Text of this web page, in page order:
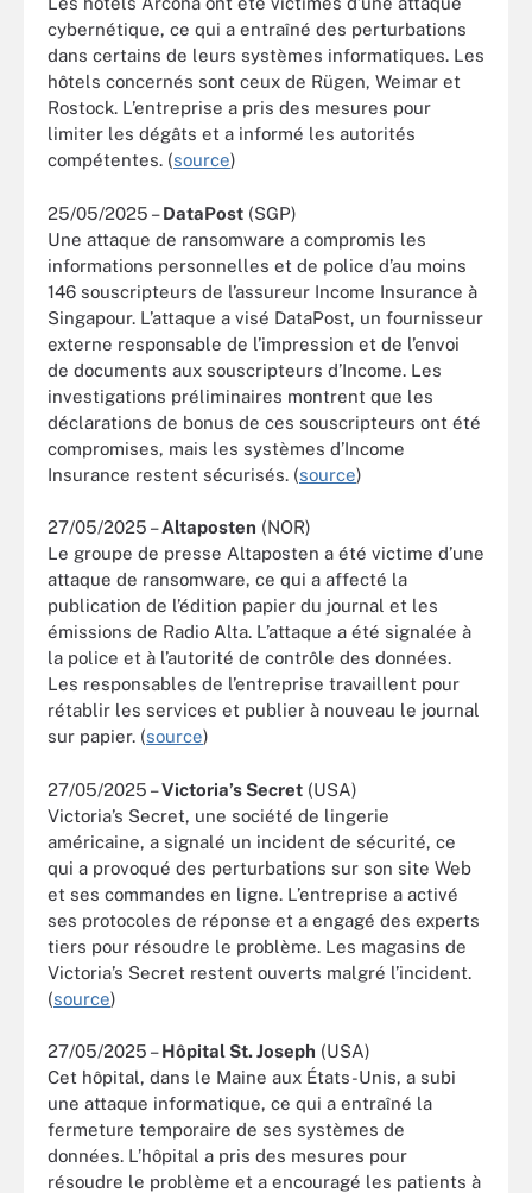
cybernétique, ce qui a entraîné des perturbations
dans certains de leurs systèmes informatiques. Les
hôtels concernés sont ceux de Rügen, Weimar et
Rostock. L’entreprise a pris des mesures pour
limiter les dégâts et a informé les autorités
compétentes. (source)
25/05/2025 –DataPost (SGP)
Une attaque de ransomware a compromis les
informations personnelles et de police d’au moins
146 souscripteurs de l’assureur Income Insurance à
Singapour. L’attaque a visé DataPost, un fournisseur
externe responsable de l’impression et de l’envoi
de documents aux souscripteurs d’Income. Les
investigations préliminaires montrent que les
déclarations de bonus de ces souscripteurs ont été
compromises, mais les systèmes d’Income
Insurance restent sécurisés. (source)
27/05/2025 –Altaposten (NOR)
Le groupe de presse Altaposten a été victime d’une
attaque de ransomware, ce qui a affecté la
publication de l’édition papier du journal et les
émissions de Radio Alta. L’attaque a été signalée à
la police et à l’autorité de contrôle des données.
Les responsables de l’entreprise travaillent pour
rétablir les services et publier à nouveau le journal
sur papier. (source)
27/05/2025 –Victoria’s Secret (USA)
Victoria’s Secret, une société de lingerie
américaine, a signalé un incident de sécurité, ce
qui a provoqué des perturbations sur son site Web
et ses commandes en ligne. L’entreprise a activé
ses protocoles de réponse et a engagé des experts
tiers pour résoudre le problème. Les magasins de
Victoria’s Secret restent ouverts malgré l’incident.
(source)
27/05/2025 –Hôpital St. Joseph (USA)
Cet hôpital, dans le Maine aux États-Unis, a subi
une attaque informatique, ce qui a entraîné la
fermeture temporaire de ses systèmes de
données. L’hôpital a pris des mesures pour
résoudre le problème et a encouragé les patients à